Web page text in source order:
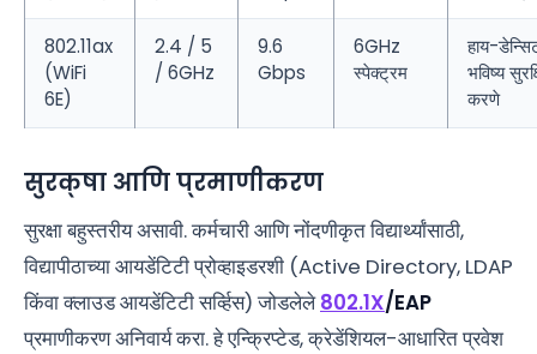
802.11ax
(WiFi
6E)
2.4 / 5
/ 6GHz
9.6
Gbps
6GHz
स्पेक्ट्रम
हाय-
भविष्य
करणे
सुरक्षा आणि प्रमाणीकरण
सुरक्षा बहुस्तरीय असावी. कर्मचारी आणि नोंदणीकृत विद्यार्थ्यांसाठी,
विद्यापीठाच्या आयडेंटिटी प्रोव्हाइडरशी (Active Directory, LDAP
किंवा क्लाउड आयडेंटिटी सर्व्हिस) जोडलेले802.1X/EAP
प्रमाणीकरण अनिवार्य करा. हे एन्क्रिप्टेड, क्रेडेंशियल-आधारित प्रवेश